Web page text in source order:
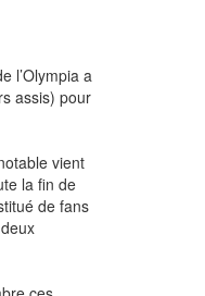
l’Olympia a
assis) pour
vient
la fin de
de fans